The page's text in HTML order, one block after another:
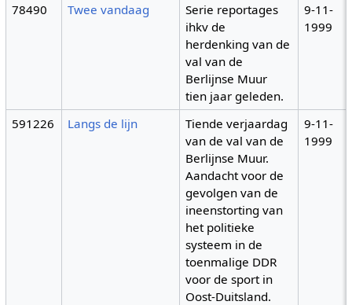
78490 Twee vandaag
Serie reportages
ihkv de
herdenking van de
val van de
Berlijnse Muur
tien jaar geleden.
9-11-
1999
591226 Langs de lijn
Tiende verjaardag
van de val van de
Berlijnse Muur.
Aandacht voor de
gevolgen van de
ineenstorting van
het politieke
systeem in de
toenmalige DDR
voor de sport in
Oost-Duitsland.
9-11-
1999